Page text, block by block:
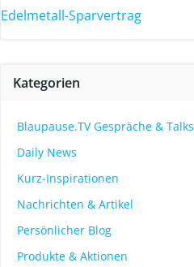
Edelmetall-Sparvertrag
Kategorien
Blaupause.TV Gespräche & Talks
Daily News
Kurz-Inspirationen
Nachrichten & Artikel
Persönlicher Blog
Produkte & Aktionen